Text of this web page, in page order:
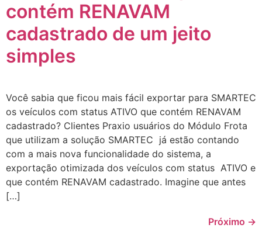
contém RENAVAM
cadastrado de um jeito
simples
Você sabia que ficou mais fácil exportar para SMARTEC
os veículos com status ATIVO que contém RENAVAM
cadastrado? Clientes Praxio usuários do Módulo Frota
que utilizam a solução SMARTEC já estão contando
com a mais nova funcionalidade do sistema, a
exportação otimizada dos veículos com status ATIVO e
que contém RENAVAM cadastrado. Imagine que antes
[…]
Próximo →